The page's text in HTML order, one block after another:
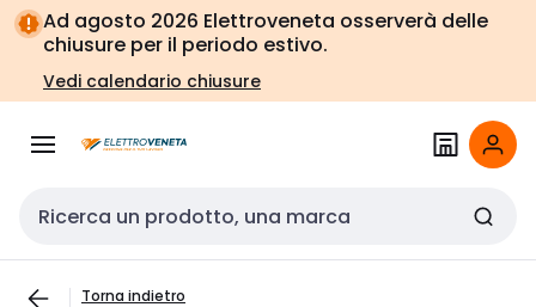
Vai alla
navigazione
Vai
alla
pagina
Ad agosto 2026 Elettroveneta osserverà delle
chiusure per il periodo estivo.
Vedi calendario chiusure
Cerca input
Torna indietro